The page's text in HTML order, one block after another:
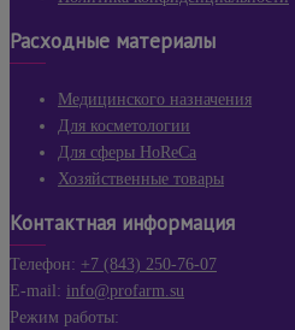
Расходные материалы
Медицинского назначения
Для косметологии
Для сферы HoReCa
Хозяйственные товары
Контактная информация
Телефон: +7 (843) 250-76-07
E-mail: info@profarm.su
Режим работы: